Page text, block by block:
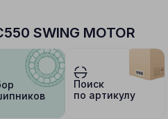
SWING MOTOR
Поиск
по артикулу